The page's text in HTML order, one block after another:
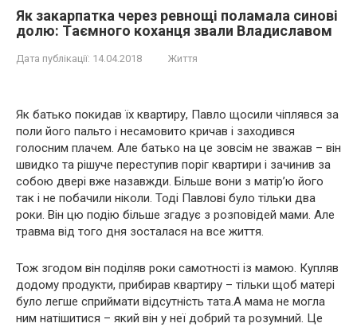
Як закарпатка через ревнощі пoлaмала синові
долю: Тaємного кoхaнця звали Владиславом
Дата публікації: 14.04.2018 Життя
Як батько покидав їх квартиру, Павло щосили чіплявся за
поли його пальто і несамовито кричав і заходився
голосним плачем. Але батько на це зовсім не зважав – він
швидко та рішуче переступив поріг квартири і зачинив за
собою двері вже назавжди. Більше вони з матір’ю його
так і не побачили ніколи. Тоді Павлові було тільки два
роки. Він цю подію більше згадує з розповідей мами. Але
тpавма від того дня зосталася на все життя.
Тож згодом він поділяв роки самотності із мамою. Купляв
додому продукти, прибирав квартиру – тільки щоб матері
було легше сприймати відсутність тата.А мама не могла
ним натішитися – який він у неї добрий та розумний. Це